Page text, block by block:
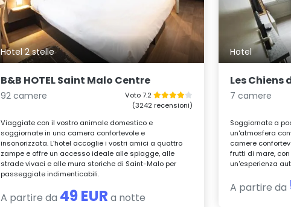
Hotel 2 stelle
B&B HOTEL Saint Malo Centre
92 camere
Voto 7.2
(3242 recensioni)
Viaggiate con il vostro animale domestico e
soggiornate in una camera confortevole e
insonorizzata. L’hotel accoglie i vostri amici a quattro
zampe e offre un accesso ideale alle spiagge, alle
strade vivaci e alle mura storiche di Saint-Malo per
passeggiate indimenticabili.
A partire da 49 EUR a notte
Hotel
Les Chiens
7 camere
Soggiornate a
un'atmosfera
camere
frutti di mare,
un'esperienza
A partire da